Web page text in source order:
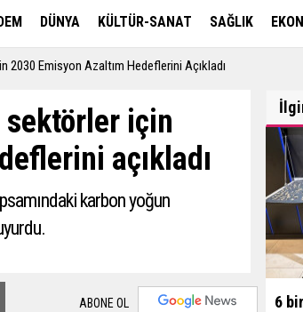
DÜNYA KÜLTÜR-SANAT SAĞLIK
2030 Emisyon Azaltım Hedeflerini Açıkladı
sektörler için
açıkladı
karbon yoğun
ABONE OL 6